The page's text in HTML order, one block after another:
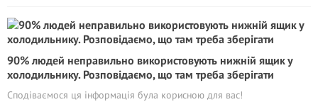
90% людей неправильно використовують нижній ящик у
холодильнику. Розповідаємо, що там треба зберігати
Сподіваємося ця інформація була корисною для вас!